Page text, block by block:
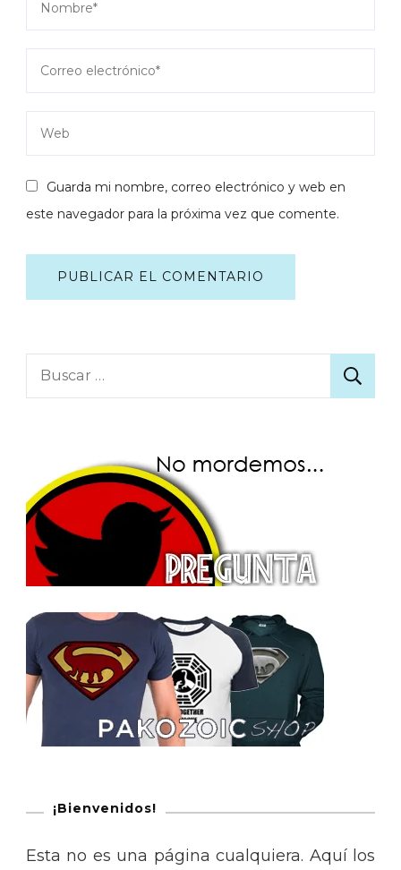
Guarda mi nombre, correo electrónico y web en
este navegador para la próxima vez que comente.
Buscar:
¡Bienvenidos!
Esta no es una página cualquiera. Aquí los